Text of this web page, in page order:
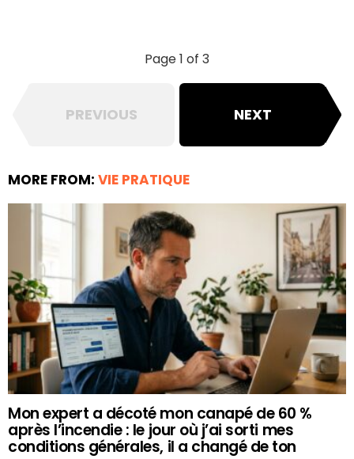
Page 1 of 3
PREVIOUS NEXT
MORE FROM: VIE PRATIQUE
Mon expert a décoté mon canapé de 60 %
après l’incendie : le jour où j’ai sorti mes
conditions générales, il a changé de ton